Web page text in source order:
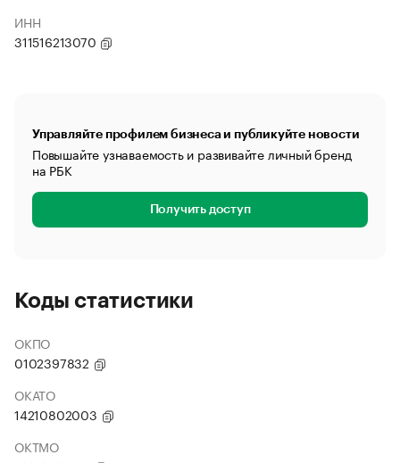
ИНН
311516213070
Управляйте профилем бизнеса и публикуйте новости
Повышайте узнаваемость и развивайте личный бренд
на РБК
Получить доступ
Коды статистики
ОКПО
0102397832
ОКАТО
14210802003
ОКТМО